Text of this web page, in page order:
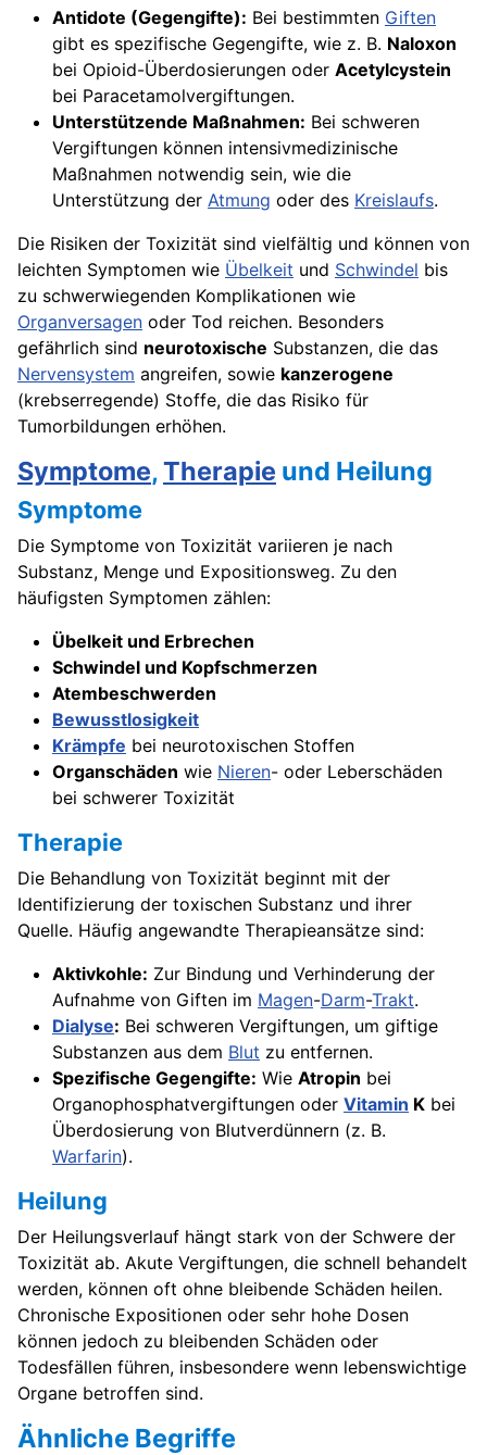
Antidote (Gegengifte): Bei bestimmten Giften
gibt es spezifische Gegengifte, wie z. B. Naloxon
bei Opioid-Überdosierungen oder Acetylcystein
bei Paracetamolvergiftungen.
Unterstützende Maßnahmen: Bei schweren
Vergiftungen können intensivmedizinische
Maßnahmen notwendig sein, wie die
Unterstützung der Atmung oder des Kreislaufs.
Die Risiken der Toxizität sind vielfältig und können von
leichten Symptomen wie Übelkeit und Schwindel bis
zu schwerwiegenden Komplikationen wie
Organversagen oder Tod reichen. Besonders
gefährlich sind neurotoxische Substanzen, die das
Nervensystem angreifen, sowie kanzerogene
(krebserregende) Stoffe, die das Risiko für
Tumorbildungen erhöhen.
Symptome,Therapie und Heilung
Symptome
Die Symptome von Toxizität variieren je nach
Substanz, Menge und Expositionsweg. Zu den
häufigsten Symptomen zählen:
Übelkeit und Erbrechen
Schwindel und Kopfschmerzen
Atembeschwerden
Bewusstlosigkeit
Krämpfe bei neurotoxischen Stoffen
Organschäden wie Nieren- oder Leberschäden
bei schwerer Toxizität
Therapie
Die Behandlung von Toxizität beginnt mit der
Identifizierung der toxischen Substanz und ihrer
Quelle. Häufig angewandte Therapieansätze sind:
Aktivkohle: Zur Bindung und Verhinderung der
Aufnahme von Giften im Magen-Darm-Trakt.
Dialyse: Bei schweren Vergiftungen, um giftige
Substanzen aus dem Blut zu entfernen.
Spezifische Gegengifte: Wie Atropin bei
Organophosphatvergiftungen oder Vitamin K bei
Überdosierung von Blutverdünnern (z. B.
Warfarin).
Heilung
Der Heilungsverlauf hängt stark von der Schwere der
Toxizität ab. Akute Vergiftungen, die schnell behandelt
werden, können oft ohne bleibende Schäden heilen.
Chronische Expositionen oder sehr hohe Dosen
können jedoch zu bleibenden Schäden oder
Todesfällen führen, insbesondere wenn lebenswichtige
Organe betroffen sind.
Ähnliche Begriffe